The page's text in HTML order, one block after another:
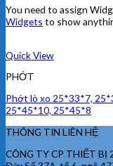
You need to assign
Widgets to show
Quick View
PHỚT
Phớt lò xo 25*33*7,
25*45*10, 25*45*8
THÔNG TIN LIÊN HỆ
CÔNG TY CP THIẾT BỊ